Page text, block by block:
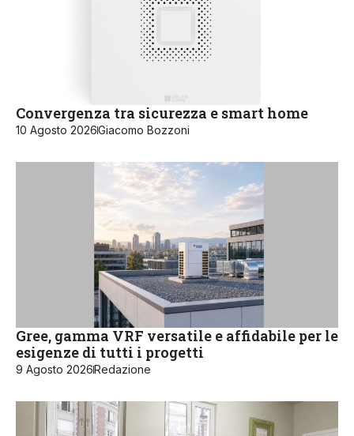
Convergenza tra sicurezza e smart home
10 Agosto 2026Giacomo Bozzoni
Gree, gamma VRF versatile e affidabile per le
esigenze di tutti i progetti
9 Agosto 2026Redazione